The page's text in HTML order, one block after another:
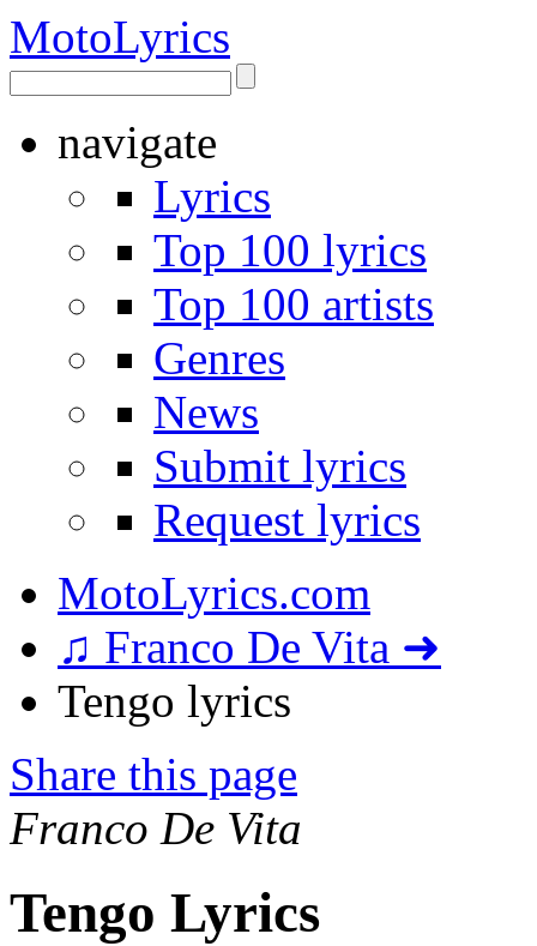
MotoLyrics
navigate
Lyrics
Top 100 lyrics
Top 100 artists
Genres
News
Submit lyrics
Request lyrics
MotoLyrics.com
♫ Franco De Vita ➜
Tengo lyrics
Share this page
Franco De Vita
Tengo Lyrics